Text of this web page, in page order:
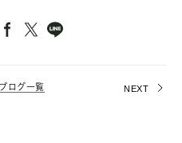
ログ一覧 NEXT